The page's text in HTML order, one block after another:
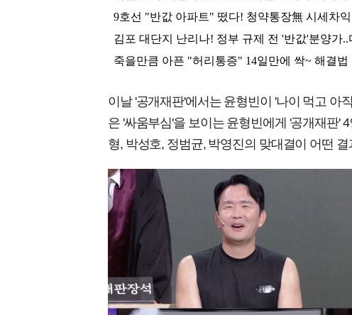
이날 '공개재판'에서는 윤형빈이 '나이 먹고 아
은 '싸움부심'을 보이는 윤형빈에게 '공개재판'
형, 박성호, 정범균, 박영진의 맞대결이 어떤